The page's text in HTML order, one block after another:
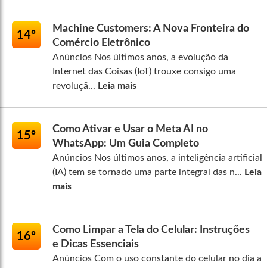
14º
Machine Customers: A Nova Fronteira do
Comércio Eletrônico
Anúncios Nos últimos anos, a evolução da
Internet das Coisas (IoT) trouxe consigo uma
revoluçã... Leia mais
15º
Como Ativar e Usar o Meta AI no
WhatsApp: Um Guia Completo
Anúncios Nos últimos anos, a inteligência artificial
(IA) tem se tornado uma parte integral das n... Leia
mais
16º
Como Limpar a Tela do Celular: Instruções
e Dicas Essenciais
Anúncios Com o uso constante do celular no dia a